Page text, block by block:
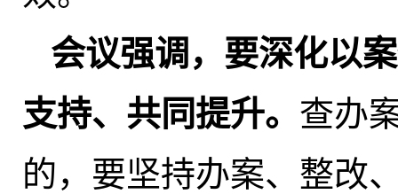
会议强调，要深化以
支持、共同提升。 查办
的，要坚持办案、整改